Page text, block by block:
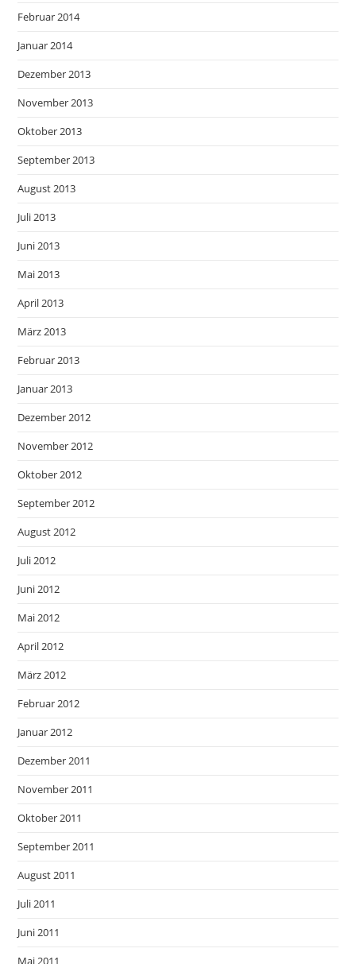
Februar 2014
Januar 2014
Dezember 2013
November 2013
Oktober 2013
September 2013
August 2013
Juli 2013
Juni 2013
Mai 2013
April 2013
März 2013
Februar 2013
Januar 2013
Dezember 2012
November 2012
Oktober 2012
September 2012
August 2012
Juli 2012
Juni 2012
Mai 2012
April 2012
März 2012
Februar 2012
Januar 2012
Dezember 2011
November 2011
Oktober 2011
September 2011
August 2011
Juli 2011
Juni 2011
Mai 2011